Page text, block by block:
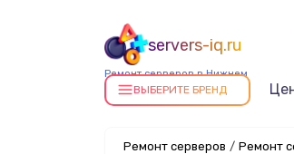
servers-iq.ru
Ремонт серверов в Нижнем
НовгородеВЫБЕРИТЕ БРЕНД
Ремонт серверов / Ремонт